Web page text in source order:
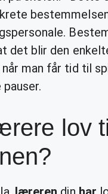
det blir den
man får tid til
lov